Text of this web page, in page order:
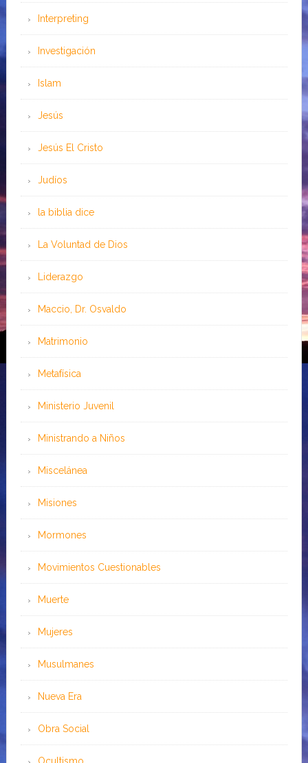
Interpreting
Investigación
Islam
Jesús
Jesús El Cristo
Judíos
la biblia dice
La Voluntad de Dios
Liderazgo
Maccio, Dr. Osvaldo
Matrimonio
Metafísica
Ministerio Juvenil
Ministrando a Niños
Miscelánea
Misiones
Mormones
Movimientos Cuestionables
Muerte
Mujeres
Musulmanes
Nueva Era
Obra Social